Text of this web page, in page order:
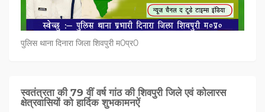
पुलिस थाना दिनारा जिला शिवपुरी म0प्र0
स्वतंत्रता की 79 वीं वर्ष गांठ की शिवपुरी जिले एवं कोलारस
क्षेत्रवासियों को हार्दिक शुभकामनऐं